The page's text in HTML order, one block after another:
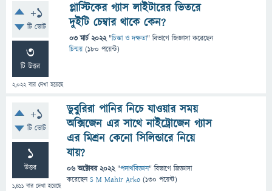
+1
টি ভোট
3
টি উত্তর
2,022বার দেখা হয়েছে
প্লাস্টিকের গ্যাস লাইটারের ভিতরে
দুইটি চেম্বার থাকে কেন?
03 মার্চ 2022 "চিন্তা ও দক্ষতা" বিভাগে জিজ্ঞাসাকরেছেন
চিন্ময় (180 পয়েন্ট)
+1
টি ভোট
1
উত্তর
1,411 বার দেখা হয়েছে
ডুবুরিরা পানির নিচে যাওয়ার সময়
অক্সিজেন এর সাথে নাইট্রোজেন গ্যাস
এর মিশ্রন কেনো সিলিন্ডারে নিয়ে
যায়?
06 অক্টোবর 2022 "পদার্থবিজ্ঞান" বিভাগে জিজ্ঞাসা
করেছেনS M Mahir Arko (130 পয়েন্ট)